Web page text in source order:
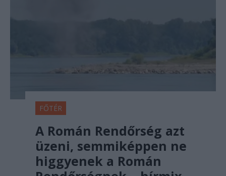
FŐTÉR
A Román Rendőrség azt
üzeni, semmiképpen ne
higgyenek a Román